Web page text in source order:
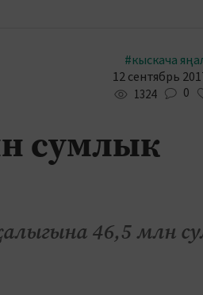
#кыскача
12 сентябрь
1324 0
сумлык
46,5 млн